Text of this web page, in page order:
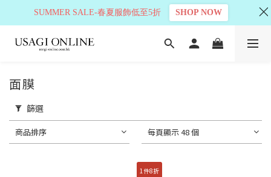
面膜
篩選
商品排序 每頁顯示 48 個
1件8折
SUMMER SALE-春夏服飾低至5折 SHOP NOW